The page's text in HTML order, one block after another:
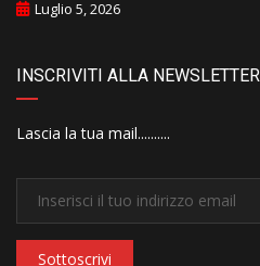
Luglio 5, 2026
INSCRIVITI ALLA NEWSLETTER
Lascia la tua mail..........
Sottoscrivi